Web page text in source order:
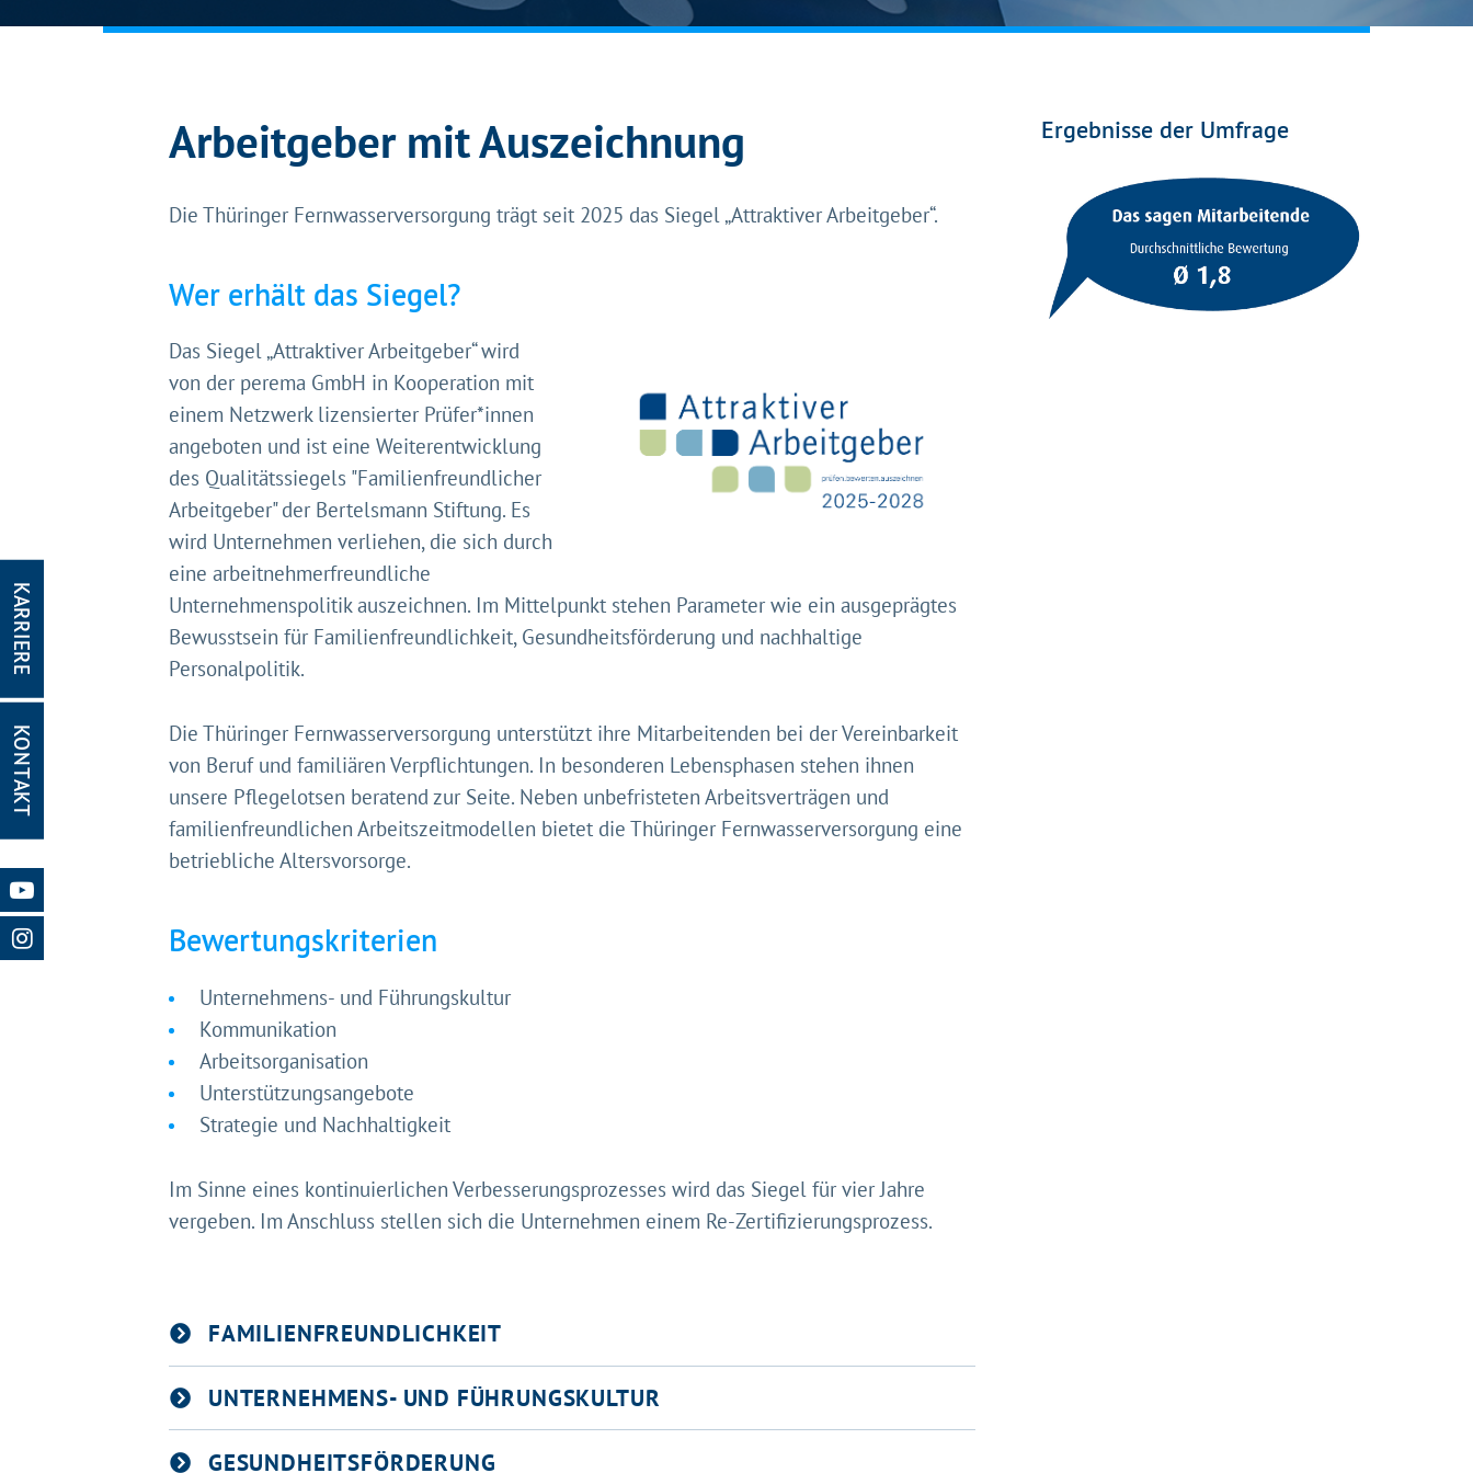
Arbeitgeber mit Auszeichnung
Die Thüringer Fernwasserversorgung trägt seit 2025 das Siegel „Attraktiver Arbeitgeber“.
Wer erhält das Siegel?
Das Siegel „Attraktiver Arbeitgeber“ wird
von der perema GmbH in Kooperation mit
einem Netzwerk lizensierter Prüfer*innen
angeboten und ist eine Weiterentwicklung
des Qualitätssiegels "Familienfreundlicher
Arbeitgeber" der Bertelsmann Stiftung. Es
wird Unternehmen verliehen, die sich durch
eine arbeitnehmerfreundliche
Unternehmenspolitik auszeichnen. Im Mittelpunkt stehen Parameter wie ein ausgeprägtes
Bewusstsein für Familienfreundlichkeit, Gesundheitsförderung und nachhaltige
Personalpolitik.
Die Thüringer Fernwasserversorgung unterstützt ihre Mitarbeitenden bei der Vereinbarkeit
von Beruf und familiären Verpflichtungen. In besonderen Lebensphasen stehen ihnen
unsere Pflegelotsen beratend zur Seite. Neben unbefristeten Arbeitsverträgen und
familienfreundlichen Arbeitszeitmodellen bietet die Thüringer Fernwasserversorgung eine
betriebliche Altersvorsorge.
Bewertungskriterien
Unternehmens- und Führungskultur
Kommunikation
Arbeitsorganisation
Unterstützungsangebote
Strategie und Nachhaltigkeit
Im Sinne eines kontinuierlichen Verbesserungsprozesses wird das Siegel für vier Jahre
vergeben. Im Anschluss stellen sich die Unternehmen einem Re-Zertifizierungsprozess.
FAMILIENFREUNDLICHKEIT
UNTERNEHMENS- UND FÜHRUNGSKULTUR
GESUNDHEITSFÖRDERUNG
Ergebnisse der Umfrage
KARRIERE
KONTAKT Gleich geht's los!
Mit Ihrer Zustimmung möchten wir moderne Web-Technologien auf unserer
Website nutzen. Einige sind essenziell, Youtube und Matomo helfen uns diese
Website und Ihr Erlebnis zu verbessern.
Impressum